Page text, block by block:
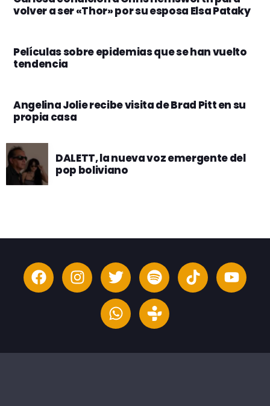
volver a ser «Thor» por su esposa Elsa Pataky
Películas sobre epidemias que se han vuelto
tendencia
Angelina Jolie recibe visita de Brad Pitt en su
propia casa
DALETT, la nueva voz emergente del
pop boliviano